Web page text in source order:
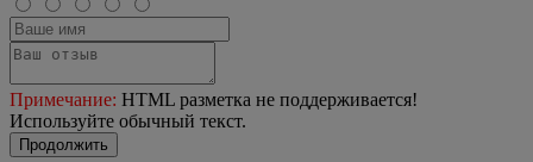
Примечание: HTML разметка не поддерживается!
Используйте обычный текст.
Продолжить